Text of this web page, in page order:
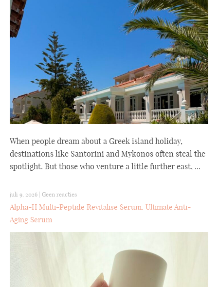
When people dream about a Greek island holiday,
destinations like Santorini and Mykonos often steal the
spotlight. But those who venture a little further east, ...
juli 9, 2026 Geen reacties
Alpha-H Multi-Peptide Revitalise Serum: Ultimate Anti-
Aging Serum